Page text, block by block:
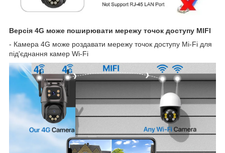
Версія 4G може поширювати мережу точок доступу MIFI
- Камера 4G може роздавати мережу точок доступу Mi-Fi для
під'єднання камер Wi-Fi